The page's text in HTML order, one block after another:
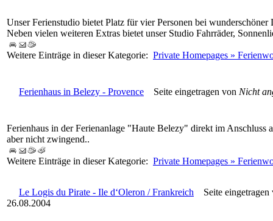
Unser Ferienstudio bietet Platz für vier Personen bei
Neben vielen weiteren Extras bietet unser Studio Fahrräder,
Weitere Einträge in dieser Kategorie: Private Homepages »
Ferienhaus in Belezy - Provence Seite eingetragen von Nicht
Ferienhaus in der Ferienanlage "Haute Belezy" direkt im
aber nicht zwingend..
Weitere Einträge in dieser Kategorie: Private Homepages »
Le Logis du Pirate - Ile d‘Oleron / Frankreich Seite
26.08.2004